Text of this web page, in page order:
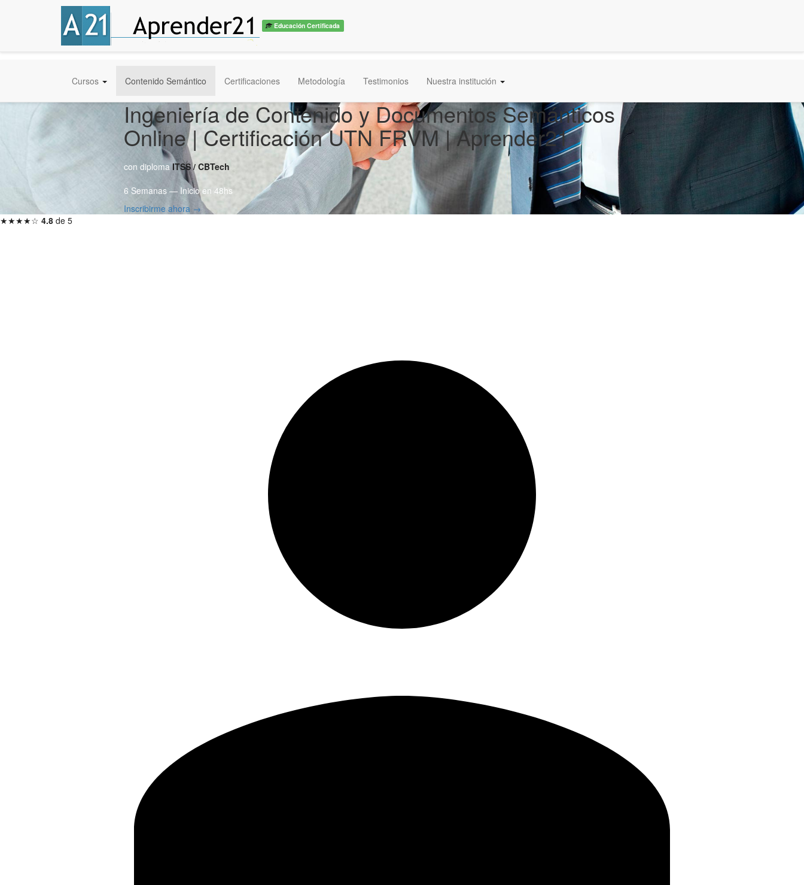
Educación Certificada
Cursos Contenido Semántico Certificaciones Metodología Testimonios Nuestra institución
Ingeniería de Contenido y Documentos Semánticos
Online | Certificación UTN FRVM | Aprender21
con diploma ITSS / CBTech
6 Semanas — Inicio en 48hs
Inscribirme ahora →
★★★★☆ 4.8 de 5